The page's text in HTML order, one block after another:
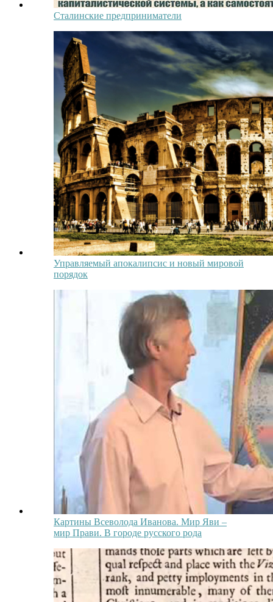
Сталинские предприниматели
Управляемый апокалипсис и новый мировой
порядок
Картины Всеволода Иванова. Мир Яви –
мир Прави. В городе русского рода